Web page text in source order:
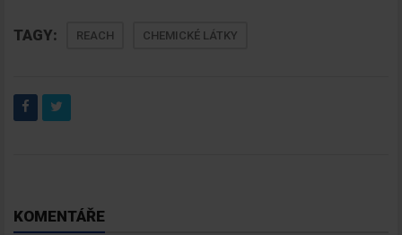
TAGY: REACH CHEMICKÉ LÁTKY
KOMENTÁŘE